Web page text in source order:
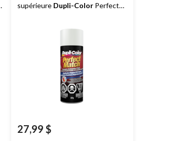
supérieure Dupli-ColorPerfect
27,99 $